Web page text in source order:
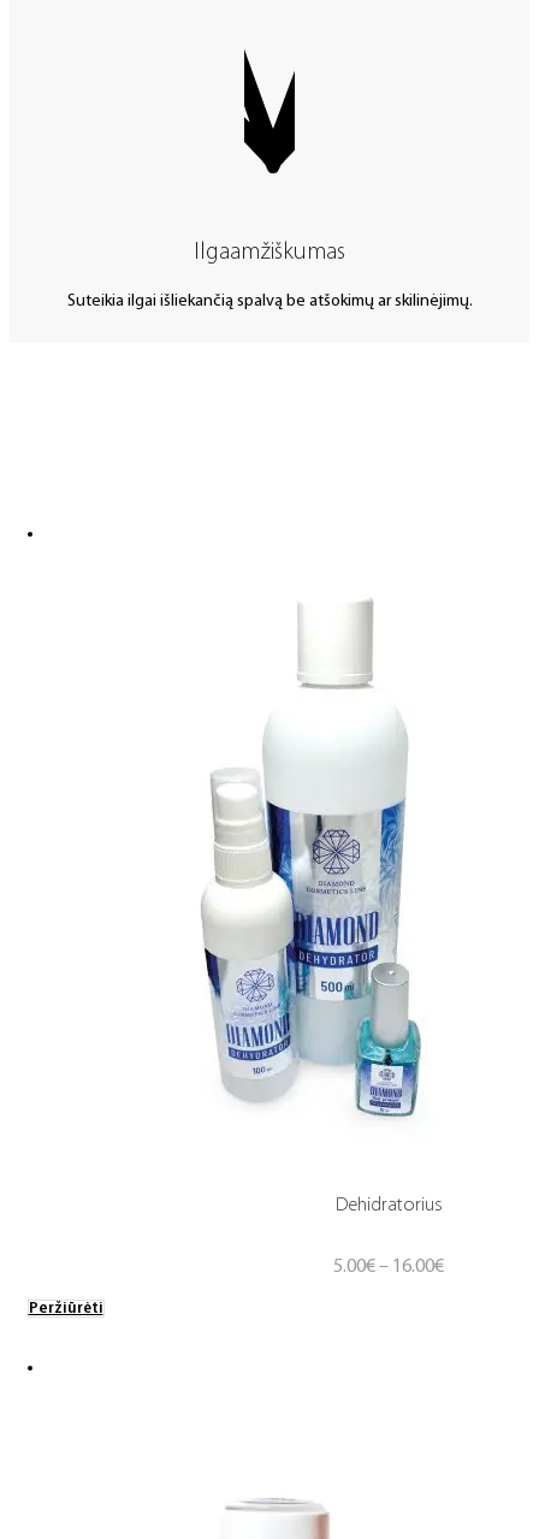
Ilgaamžiškumas
Suteikia ilgai išliekančią spalvą be atšokimų ar skilinėjimų.
Dehidratorius
5.00€ – 16.00€Price
Peržiūrėti